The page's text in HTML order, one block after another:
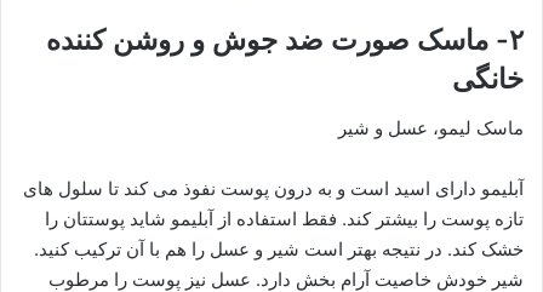
۲- ماسک صورت ضد جوش و روشن کننده
خانگی
ماسک لیمو، عسل و شیر
آبلیمو دارای اسید است و به درون پوست نفوذ می کند تا سلول های
تازه پوست را بیشتر کند. فقط استفاده از آبلیمو شاید پوستتان را
خشک کند. در نتیجه بهتر است شیر و عسل را هم با آن ترکیب کنید.
شیر خودش خاصیت آرام بخش دارد. عسل نیز پوست را مرطوب